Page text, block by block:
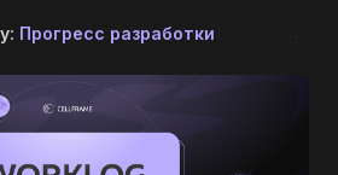
Прогресс разработки